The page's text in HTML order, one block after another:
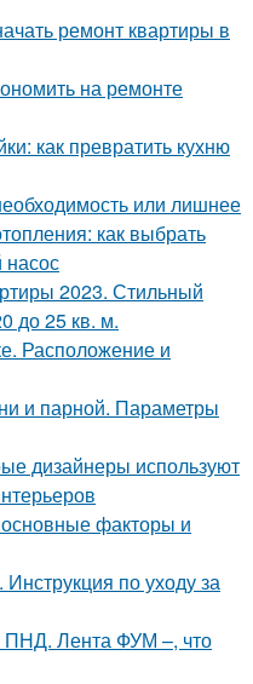
ремонт квартиры в
на ремонте
как превратить кухню
или лишнее
как выбрать
2023. Стильный
до 25 кв. м.
Расположение и
и парной. Параметры
дизайнеры используют
факторы и
по уходу за
ПНД. Лента ФУМ –, что